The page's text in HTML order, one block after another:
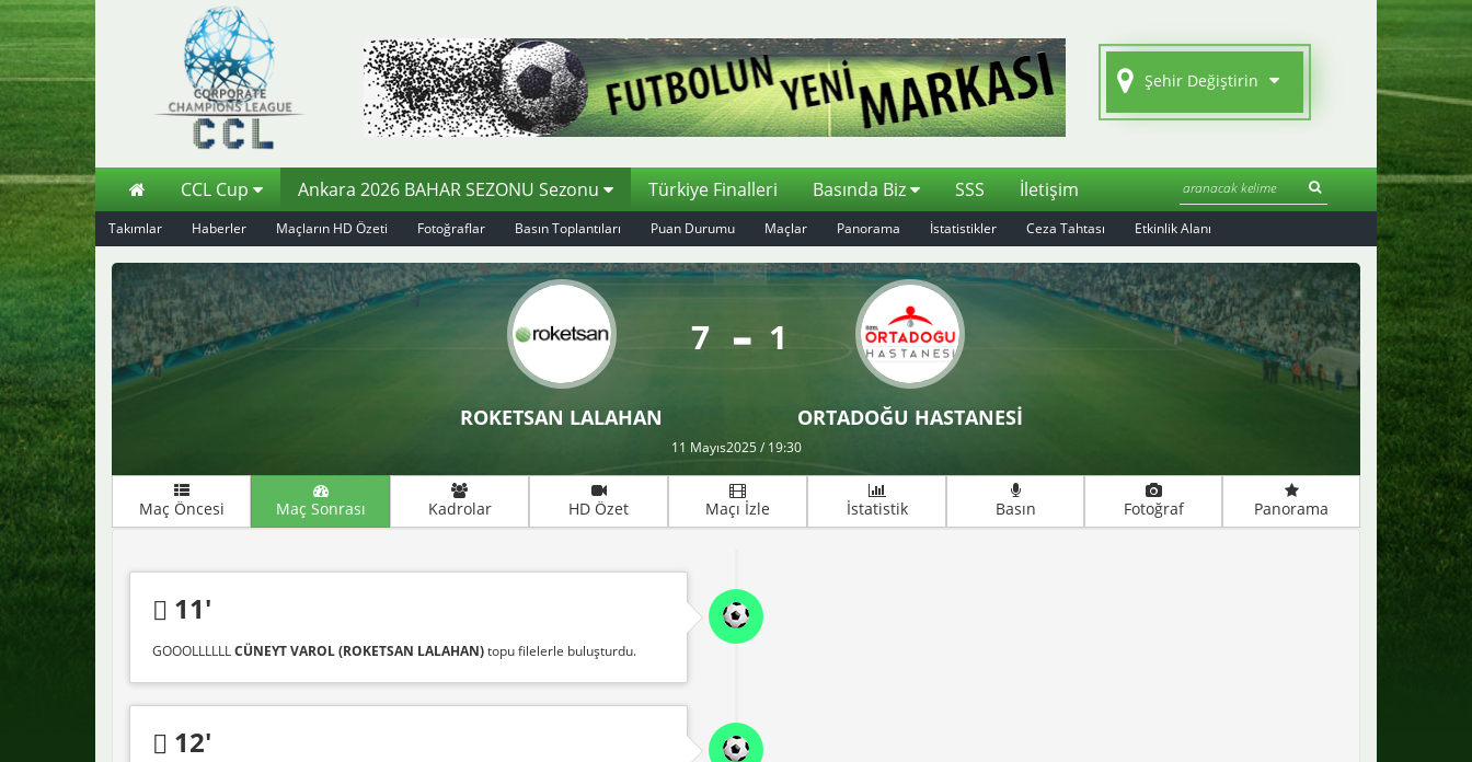
Şehir Değiştirin
CCL Cup Ankara 2026 BAHAR SEZONU Sezonu Türkiye Finalleri Basında Biz SSS İletişim
Takımlar Haberler Maçların HD Özeti Fotoğraflar Basın Toplantıları Puan Durumu Maçlar Panorama İstatistikler Ceza Tahtası Etkinlik Alanı
ROKETSAN LALAHAN
7 1
ORTADOĞU HASTANESİ
11 Mayıs2025 / 19:30
Maç Öncesi Maç Sonrası Kadrolar HD Özet Maçı İzle İstatistik Basın Fotoğraf Panorama
11'
GOOOLLLLLLCÜNEYT VAROL (ROKETSAN LALAHAN)topu filelerle buluşturdu.
12'